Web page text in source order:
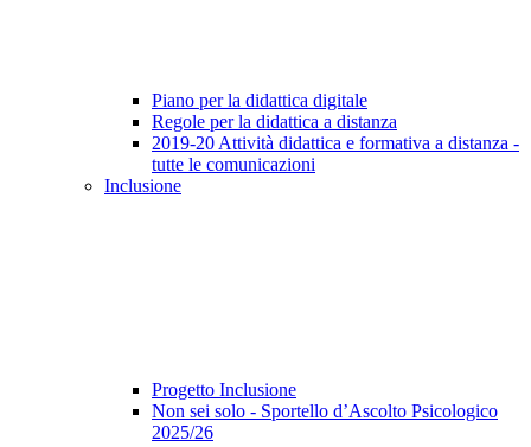
Piano per la didattica digitale
Regole per la didattica a distanza
2019-20 Attività didattica e formativa a distanza -
tutte le comunicazioni
Inclusione
Progetto Inclusione
Non sei solo - Sportello d’Ascolto Psicologico
2025/26